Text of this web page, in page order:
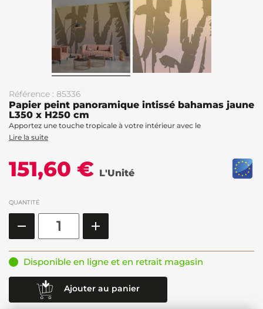
Référence : 85336
Papier peint panoramique intissé bahamas jaune
L350 x H250 cm
Apportez une touche tropicale à votre intérieur avec le
Lire la suite
151,60 € L'Unité
QUANTITÉ
Disponible en ligne et en retrait magasin
Ajouter au panier